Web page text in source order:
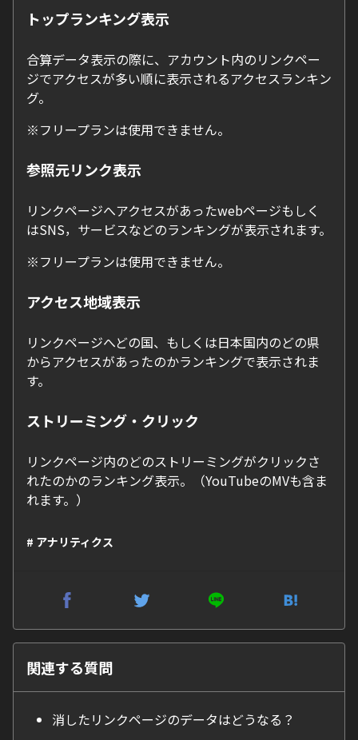
トップランキング表示
合算データ表示の際に、アカウント内のリンクペー
ジでアクセスが多い順に表示されるアクセスランキン
グ。
※フリープランは使用できません。
参照元リンク表示
リンクページへアクセスがあったwebページもしく
はSNS，サービスなどのランキングが表示されます。
※フリープランは使用できません。
アクセス地域表示
リンクページへどの国、もしくは日本国内のどの県
からアクセスがあったのかランキングで表示されま
す。
ストリーミング・クリック
リンクページ内のどのストリーミングがクリックさ
れたのかのランキング表示。（YouTubeのMVも含ま
れます。）
# アナリティクス
関連する質問
消したリンクページのデータはどうなる？